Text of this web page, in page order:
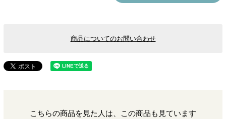
商品についてのお問い合わせ
こちらの商品を見た人は、この商品も見ています